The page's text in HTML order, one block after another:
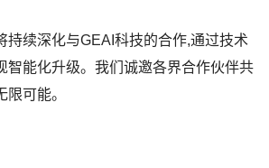
持续深化与GEAI科技的合作,通过技术
智能化升级。我们诚邀各界合作伙伴共
限可能。